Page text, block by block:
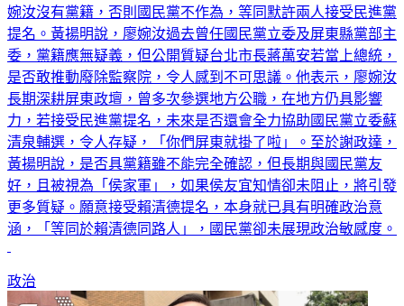
婉汝沒有黨籍，否則國民黨不作為，等同默許兩人接受民進黨
提名。黃揚明說，廖婉汝過去曾任國民黨立委及屏東縣黨部主
委，黨籍應無疑義，但公開質疑台北市長蔣萬安若當上總統，
是否敢推動廢除監察院，令人感到不可思議。他表示，廖婉汝
長期深耕屏東政壇，曾多次參選地方公職，在地方仍具影響
力，若接受民進黨提名，未來是否還會全力協助國民黨立委蘇
清泉輔選，令人存疑，「你們屏東就掛了啦」。至於謝政達，
黃揚明說，是否具黨籍雖不能完全確認，但長期與國民黨友
好，且被視為「侯家軍」，如果侯友宜知情卻未阻止，將引發
更多質疑。願意接受賴清德提名，本身就已具有明確政治意
涵，「等同於賴清德同路人」，國民黨卻未展現政治敏感度。​
政治